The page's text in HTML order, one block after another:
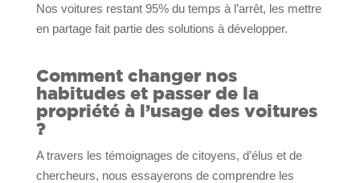
Nos voitures restant 95% du temps à l’arrêt, les mettre
en partage fait partie des solutions à développer.
Comment changer nos
habitudes et passer de la
propriété à l’usage des voitures
?
A travers les témoignages de citoyens, d’élus et de
chercheurs, nous essayerons de comprendre les